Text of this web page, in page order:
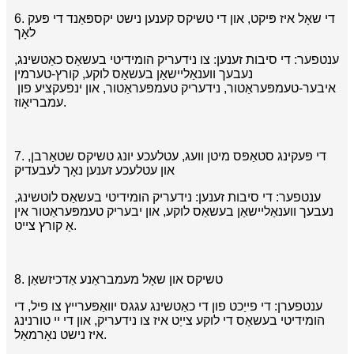
6. די שאָל איז פּיקט, און די טשיקס קענען נישט יקספּאַנד די פּעק
לאָך
ענטפער: די סיבות זענען: צו נידעריק הומידיטי בעשאַס כאַטשינג,
נעבעך ווענאַליישאַן בעשאַס לוקע, קורץ-טערמין
איבער-טעמפּעראַטור, נידעריק טעמפּעראַטור, און ינפעקציע פון ​​
עמבריאָוז.
7. די פּעקינג סטאַפּס מיטן וועג, עטלעכע יונג טשיקס שטאַרבן,
און עטלעכע זענען נאָך לעבעדיק
ענטפער: די סיבות זענען: נידעריק הומידיטי בעשאַס לוטשינג,
נעבעך ווענאַליישאַן בעשאַס לוקע, און יבעריק טעמפּעראַטור אין
אַ קורץ צייט.
8. טשיקס און שאָל מעמבראַנע אַדכיזשאַן
ענטפערן: די פייַכט פון די כאַטשינג עגגס יוואַפּערייץ צו פיל, די
הומידיטי בעשאַס די לוקע צייַט איז צו נידעריק, און די יי טורנינג
איז נישט נאָרמאַל.